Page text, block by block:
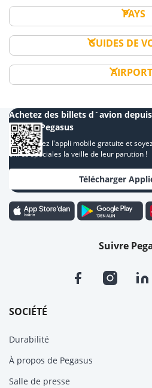
PAYS
GUIDES DE
SOCIÉTÉ
Durabilité
À propos de Pegasus
Salle de presse
Achetez des billets d`avion
mobile Pegasus
Téléchargez l'appli mobile gratuite et
offres spéciales la veille de leur parution !
Télécharger
Suivre